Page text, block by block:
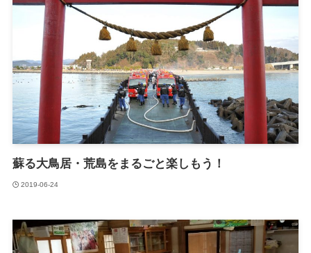
蘇る大鳥居・荒島をまるごと楽しもう！
2019-06-24